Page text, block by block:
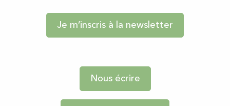
Je m’inscris à la newsletter
Nous écrire